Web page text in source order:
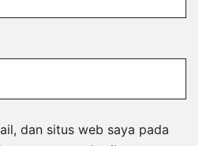
dan situs web saya pada